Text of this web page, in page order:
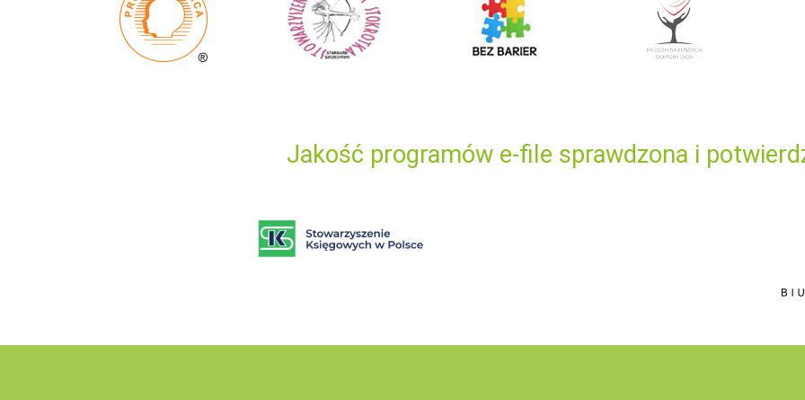
Jakość programów e-file sprawdzona i